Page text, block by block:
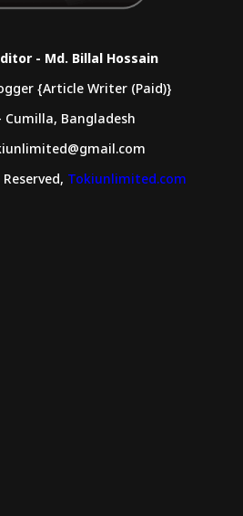
- Md. Billal Hossain
{Article Writer (Paid)}
Cumilla, Bangladesh
Tokiunlimited.com